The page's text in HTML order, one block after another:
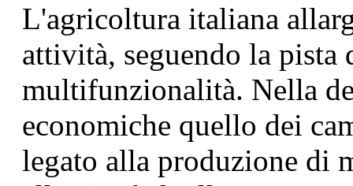
L'agricoltura italiana
attività, seguendo la pista
multifunzionalità. Nella
economiche quello dei
legato alla produzione di